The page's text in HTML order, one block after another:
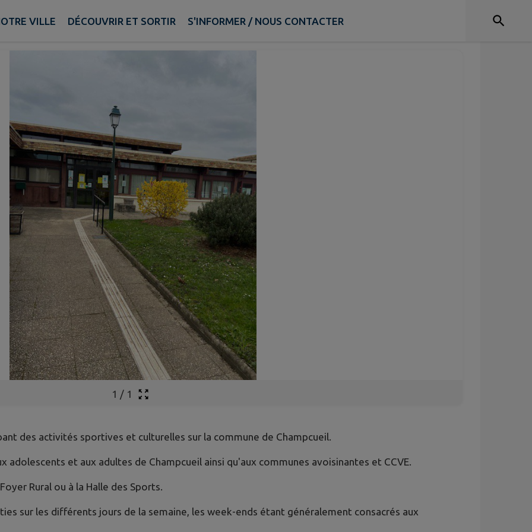
VILLE DÉCOUVRIR ET SORTIR S'INFORMER / NOUS CONTACTER
1 / 1
des activités sportives et culturelles sur la commune de Champcueil.
adolescents et aux adultes de Champcueil ainsi qu'aux communes avoisinantes et CCVE.
Rural ou à la Halle des Sports.
sur les différents jours de la semaine, les week-ends étant généralement consacrés aux